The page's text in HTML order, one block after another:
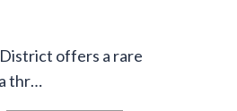
offers a rare
thr…